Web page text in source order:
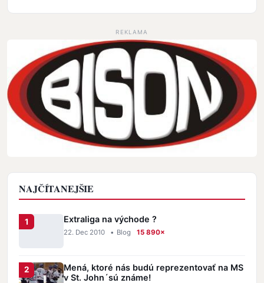
REKLAMA
NAJČÍTANEJŠIE
Extraliga na východe ?
22. Dec 2010 • Blog 15 890×
Mená, ktoré nás budú reprezentovať na MS
v St. John´sú známe!